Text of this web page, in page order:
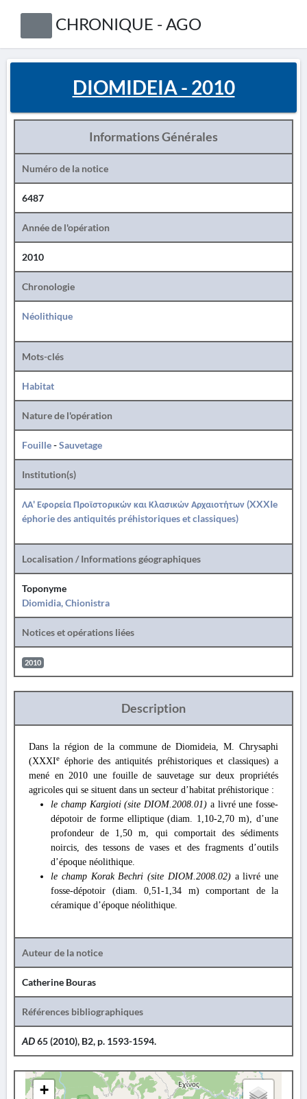
CHRONIQUE - AGO
DIOMIDEIA - 2010
Informations Générales
Numéro de la notice
6487
Année de l'opération
2010
Chronologie
Néolithique
Mots-clés
Habitat
Nature de l'opération
Fouille-Sauvetage
Institution(s)
ΛΑ' Εφορεία Προϊστορικών και Κλασικών Αρχαιοτήτων (XXXIe
éphorie des antiquités préhistoriques et classiques)
Localisation / Informations géographiques
Toponyme
Diomidia, Chionistra
Notices et opérations liées
2010
Description
Dans la région de la commune de Diomideia, M. Chrysaphi
(XXXIe
éphorie des antiquités préhistoriques et classiques) a
mené en 2010 une fouille de sauvetage sur deux propriétés
agricoles qui se situent dans un secteur d’habitat préhistorique :
le champ Kargioti (site DIOM.2008.01) a livré une fosse-
dépotoir de forme elliptique (diam. 1,10-2,70 m), d’une
profondeur de 1,50 m, qui comportait des sédiments
noircis, des tessons de vases et des fragments d’outils
d’époque néolithique.
le champ Korak Bechri (site DIOM.2008.02)a livré une
fosse-dépotoir (diam. 0,51-1,34 m) comportant de la
céramique d’époque néolithique.
Auteur de la notice
Catherine Bouras
Références bibliographiques
AD65 (2010), B2, p. 1593-1594.
+